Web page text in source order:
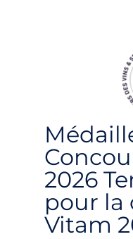
2026
pour la
Vitam